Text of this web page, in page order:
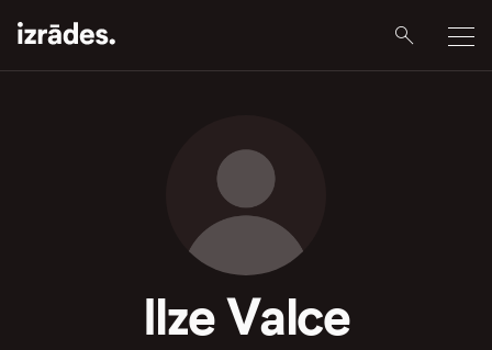
Ilze Valce